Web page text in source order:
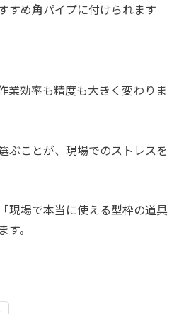
め角パイプに付けられます
業効率も精度も大きく変わりま
ぶことが、現場でのストレスを
現場で本当に使える型枠の道具
。